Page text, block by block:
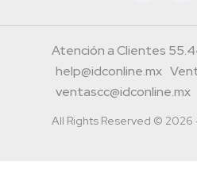
Atención a Clientes
help@idconline.mx
ventascc@idconline.mx
All Rights Reserved © 2026